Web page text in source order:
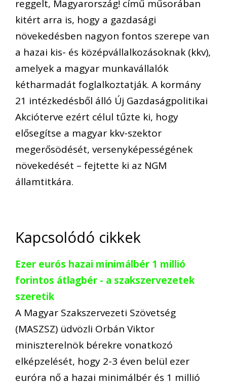
reggelt, Magyarország! című műsorában
kitért arra is, hogy a gazdasági
növekedésben nagyon fontos szerepe van
a hazai kis- és középvállalkozásoknak (kkv),
amelyek a magyar munkavállalók
kétharmadát foglalkoztatják. A kormány
21 intézkedésből álló Új Gazdaságpolitikai
Akcióterve ezért célul tűzte ki, hogy
elősegítse a magyar kkv-szektor
megerősödését, versenyképességének
növekedését – fejtette ki az NGM
államtitkára.
Kapcsolódó cikkek
Ezer eurós hazai minimálbér 1 millió
forintos átlagbér - a szakszervezetek
szeretik
A Magyar Szakszervezeti Szövetség
(MASZSZ) üdvözli Orbán Viktor
miniszterelnök bérekre vonatkozó
elképzelését, hogy 2-3 éven belül ezer
euróra nő a hazai minimálbér és 1 millió